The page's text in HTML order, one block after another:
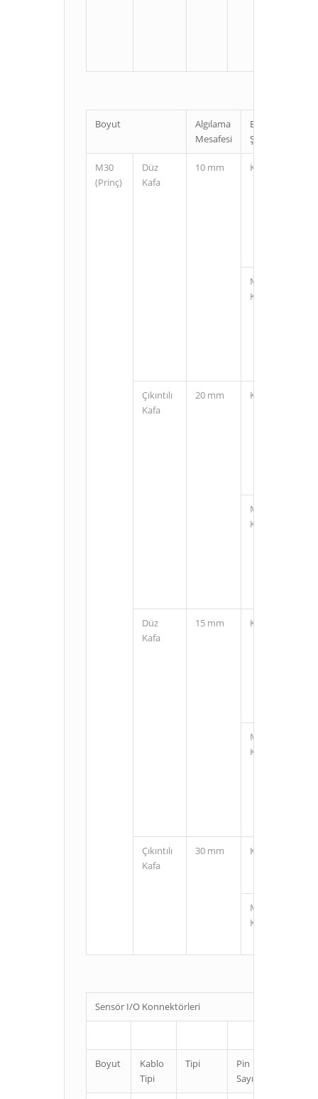
Boyut
Algılama
Mesafesi
Bağlantı
Şekli
M30
(Prinç)
Düz
Kafa
10 mm Kablolu
M12
Konnektörlü
Çıkıntılı
Kafa
20 mm Kablolu
M12
Konnektörlü
Düz
Kafa
15 mm Kablolu
M12
Konnektörlü
Çıkıntılı
Kafa
30 mm Kablolu
M12
Konnektörlü
Sensör I/O Konnektörleri
Boyut
Kablo
Tipi
Tipi
Pin
Sayısı